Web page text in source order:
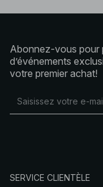
Abonnez-vous pour
d’événements
votre premier achat!
SERVICE CLIENTÈLE